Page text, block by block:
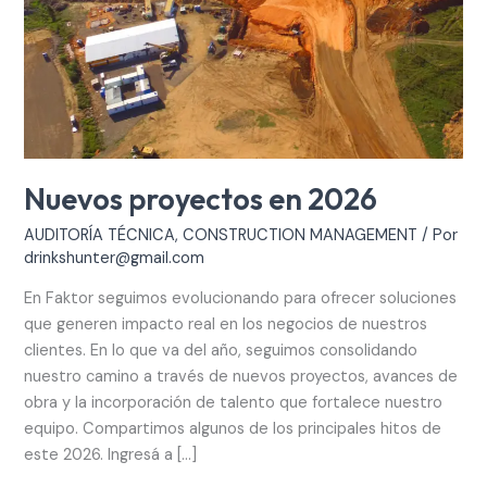
Nuevos proyectos en 2026
AUDITORÍA TÉCNICA,CONSTRUCTION MANAGEMENT / Por
drinkshunter@gmail.com
En Faktor seguimos evolucionando para ofrecer soluciones
que generen impacto real en los negocios de nuestros
clientes. En lo que va del año, seguimos consolidando
nuestro camino a través de nuevos proyectos, avances de
obra y la incorporación de talento que fortalece nuestro
equipo. Compartimos algunos de los principales hitos de
este 2026. Ingresá a […]